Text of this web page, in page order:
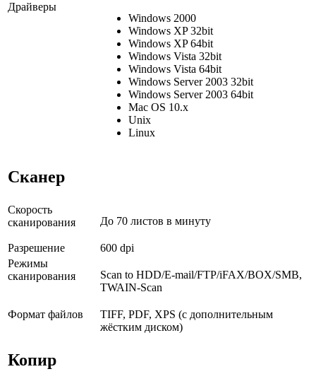
Драйверы
Windows 2000
Windows XP 32bit
Windows XP 64bit
Windows Vista 32bit
Windows Vista 64bit
Windows Server 2003 32bit
Windows Server 2003 64bit
Mac OS 10.x
Unix
Linux
Сканер
Скорость
сканирования
До 70 листов в минуту
Разрешение
600 dpi
Режимы
сканирования
Scan to HDD/E-mail/FTP/iFAX/BOX/SMB,
TWAIN-Scan
Формат файлов
TIFF, PDF, XPS (с дополнительным
жёстким диском)
Копир